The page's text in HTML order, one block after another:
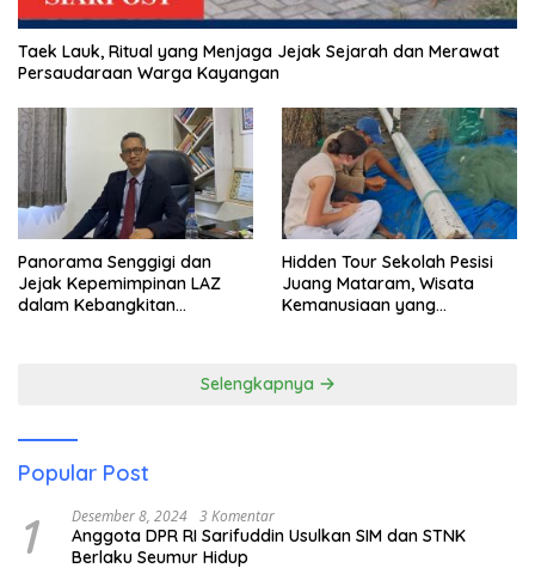
Taek Lauk, Ritual yang Menjaga Jejak Sejarah dan Merawat
Persaudaraan Warga Kayangan
Panorama Senggigi dan
Jejak Kepemimpinan LAZ
dalam Kebangkitan
Hidden Tour Sekolah Pesisi
Juang Mataram, Wisata
Kemanusiaan yang
Selengkapnya
Popular Post
1 Desember 8, 2024 3 Komentar
Anggota DPR RI Sarifuddin Usulkan SIM dan STNK
Berlaku Seumur Hidup